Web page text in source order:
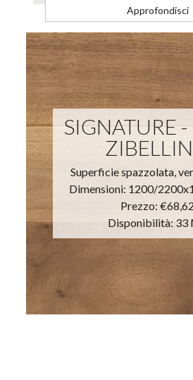
SIGNATURE
Superficie spazzolata,
Dimensioni: 1200/
Prezzo:€68,62
Disponibilità: 33
Approfondisci